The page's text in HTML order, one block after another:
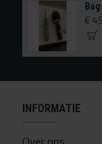
TA Technix airride met extra verstelling achterzijde
INFORMATIE